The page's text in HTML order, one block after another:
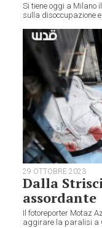
Si tiene oggi a Milano
sulla disoccupazione e
29 OTTOBRE 2023
Dalla
assordante
Il fotoreporter Motaz
aggirare la paralisi a